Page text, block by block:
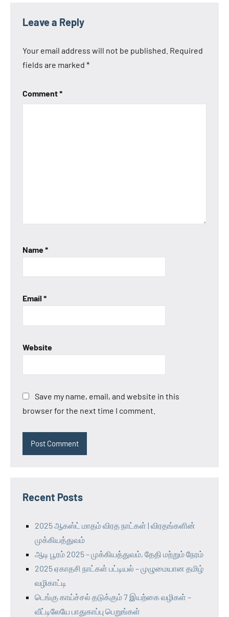
Leave a Reply
Your email address will not be published. Required
fields are marked *
Comment*
Name*
Email *
Website
Save my name, email, and website in this
browser for the next time I comment.
Recent Posts
2025 ஆகஸ்ட் மாதம் விரத நாட்கள் | விரதங்களின்
முக்கியத்துவம்
ஆடி பூரம் 2025 – முக்கியத்துவம், தேதி மற்றும் நேரம்
2025 ஏகாதசி நாட்கள் பட்டியல் – முழுமையான தமிழ்
வழிகாட்டி
டெங்கு காய்ச்சல் தடுக்கும் 7 இயற்கை வழிகள் –
வீட்டிலேயே பாதுகாப்பு பெறுங்கள்